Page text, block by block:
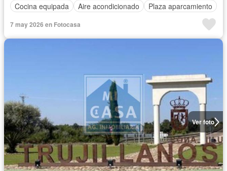
Cocina equipada
Aire acondicionado Plaza aparcamiento
7 may 2026 en Fotocasa
Ver foto